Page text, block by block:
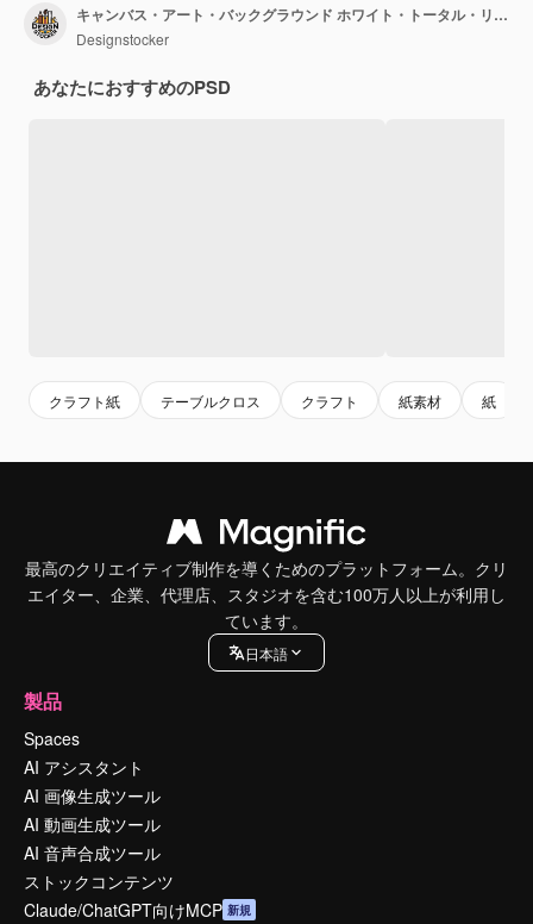
キャンバス・アート・バックグラウンド ホワイト・トータル・リネン・テクスチャー・コットン・パターン
Designstocker
あなたにおすすめのPSD
クラフト紙 テーブルクロス クラフト 紙素材 紙
最高のクリエイティブ制作を導くためのプラットフォーム。クリ
エイター、企業、代理店、スタジオを含む100万人以上が利用し
ています。
日本語
製品
Spaces
AI アシスタント
AI 画像生成ツール
AI 動画生成ツール
AI 音声合成ツール
ストックコンテンツ
Claude/ChatGPT向けMCP 新規